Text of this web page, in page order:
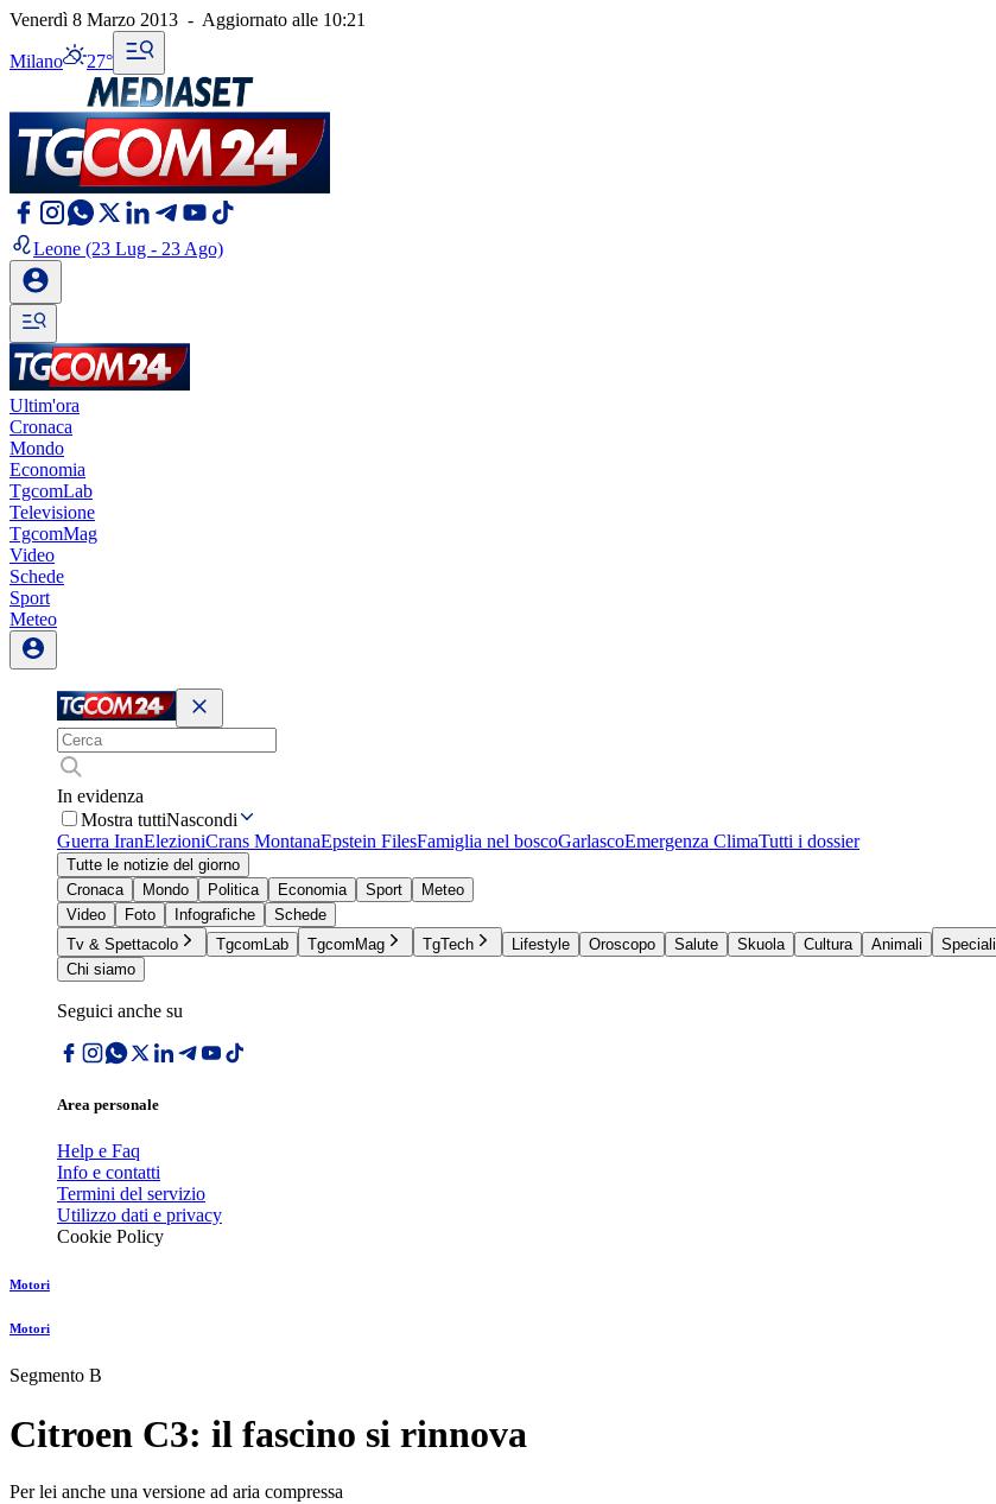
Venerdì 8 Marzo 2013 - Aggiornato alle 10:21
Milano 27°
Leone (23 Lug - 23 Ago)
Ultim'ora
Cronaca
Mondo
Economia
TgcomLab
Televisione
TgcomMag
Video
Schede
Sport
Meteo
In evidenza
Mostra tuttiNascondi
Guerra IranElezioniCrans MontanaEpstein FilesFamiglia nel boscoGarlascoEmergenza ClimaTutti i dossier
Tutte le notizie del giorno
Cronaca
Mondo Politica Economia Sport
Meteo
Video
Foto Infografiche
Schede
Tv & Spettacolo
TgcomLab TgcomMag TgTech Lifestyle Oroscopo Salute Skuola Cultura Animali
Speciali
Chi siamo
Seguici anche su
Area personale
Help e Faq
Info e contatti
Termini del servizio
Utilizzo dati e privacy
Cookie Policy
Motori
Motori
Segmento B
Citroen C3: il fascino si rinnova
Per lei anche una versione ad aria compressa